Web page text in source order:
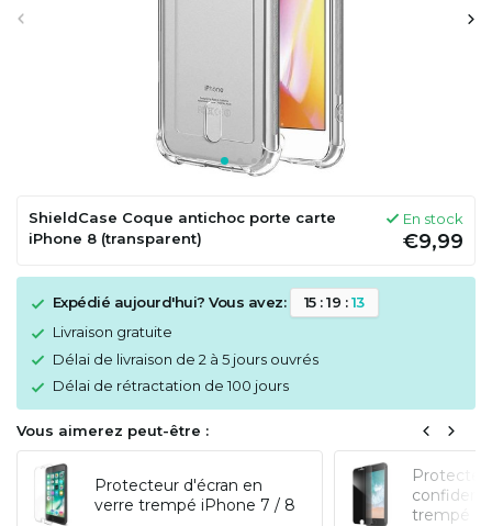
ShieldCase Coque antichoc porte carte
iPhone 8 (transparent)
En stock
€9,99
Expédié aujourd'hui? Vous avez: 15:19 :13
Livraison gratuite
Délai de livraison de 2 à 5 jours ouvrés
Délai de rétractation de 100 jours
Vous aimerez peut-être :
Protecteur d'écran en
verre trempé iPhone 7 / 8
trempé